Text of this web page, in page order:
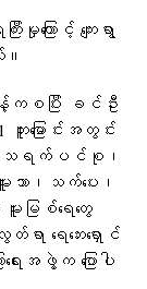
ြောင့် ကျေးရွာ
။
ပြီး ခင်ဦး
ြောင်းအတွင်း
ပ်၊သရက်ပင်စု၊
သာ၊သက်ပေး၊
မြစ်ရေတွေ
ာ ရေဘေးရှောင်
းအဖွဲ့က ပြောပါ